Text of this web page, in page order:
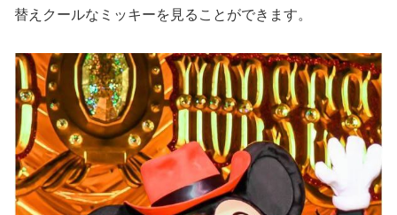
替えクールなミッキーを見ることができます。